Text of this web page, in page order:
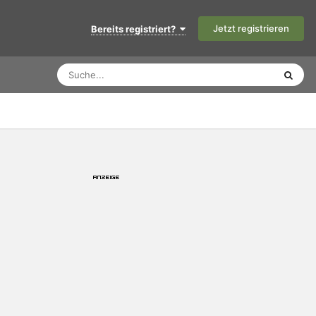
Bereits registriert? Jetzt registrieren